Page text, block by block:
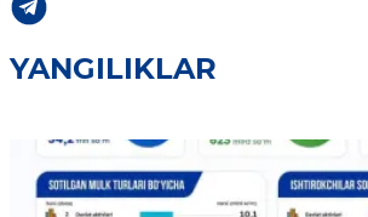
YANGILIKLAR